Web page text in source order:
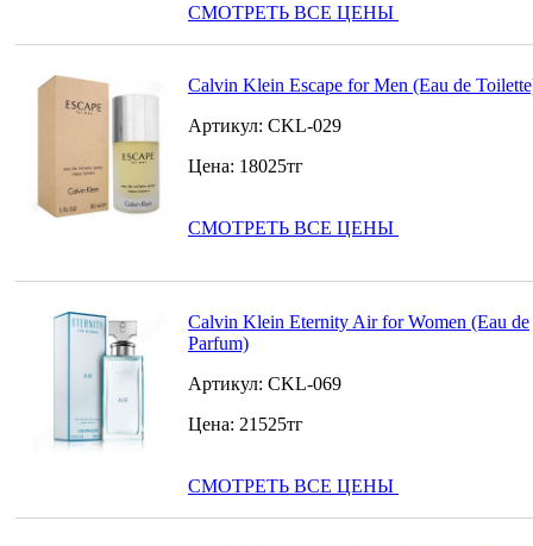
СМОТРЕТЬ ВСЕ ЦЕНЫ
Calvin Klein Escape for Men (Eau de
Артикул: CKL-029
Цена: 18025тг
СМОТРЕТЬ ВСЕ ЦЕНЫ
Calvin Klein Eternity Air for Women (Eau de
Parfum)
Артикул: CKL-069
Цена: 21525тг
СМОТРЕТЬ ВСЕ ЦЕНЫ